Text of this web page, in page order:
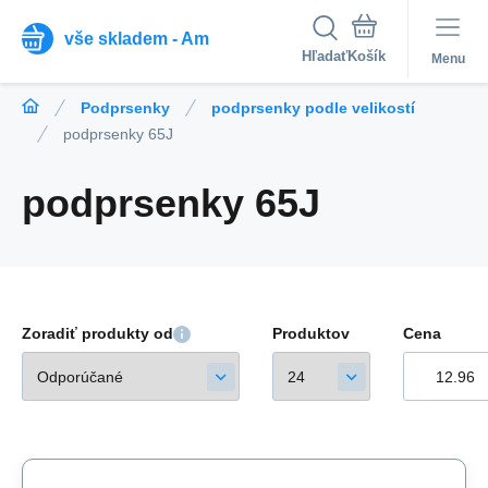
vše skladem - Am
Hľadať Menu
Podprsenky
podprsenky podle velikostí
podprsenky 65J
podprsenky 65J
Zoradiť produkty od Produktov Cena